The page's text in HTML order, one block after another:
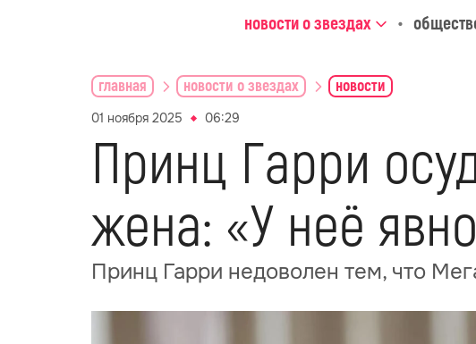
новости о звездах
главная новости о звездах новости
01 ноября 2025 06:29
Принц Гарри
жена: «У неё
Принц Гарри недоволен тем, что